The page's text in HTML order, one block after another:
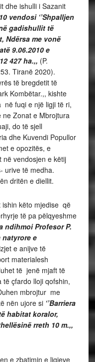
ishulli i Sazanit
vendosi ‘’Shpalljen
gadishullit të
Ndërsa me vonë
9.06.2010 e
427 ha.,, (P.
Tiranë 2020).
të bregdetit të
Kombëtar.,, kishte
në fuqi e një ligji të ri,
Zonat e Mbrojtura
do të sjell
dhe Kuvendi Popullor
e opozitës, e
në vendosjen e këtij
urive të medha.
dritën e diellit.
këto mjedise që
të pa pëlqyeshme
ndihmoi Profesor P.
natyrore e
e anijve të
materialesh
të jenë mjaft të
çfardo lloji qofshin,
mbrojtur me
nën ujore si ‘’Barriera
habitat koralor,
rreth 10 m.,,
e zbatimin e ligjeve